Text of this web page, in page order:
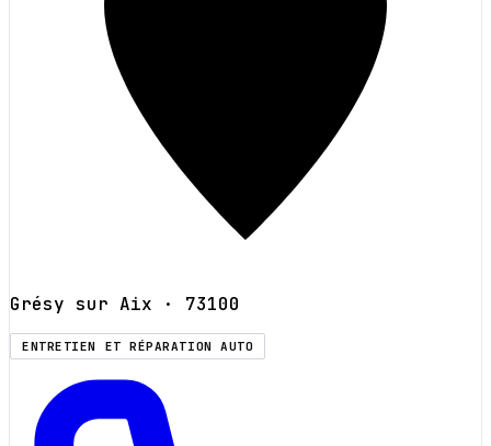
Grésy sur Aix · 73100
ENTRETIEN ET RÉPARATION AUTO